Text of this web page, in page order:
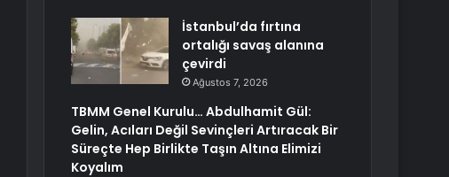
İstanbul’da fırtına
ortalığı savaş alanına
çevirdi
Ağustos 7, 2026
TBMM Genel Kurulu… Abdulhamit Gül:
Gelin, Acıları Değil Sevinçleri Artıracak Bir
Süreçte Hep Birlikte Taşın Altına Elimizi
Koyalım